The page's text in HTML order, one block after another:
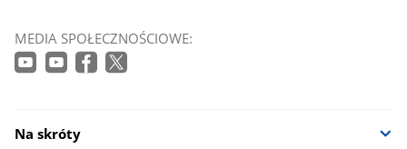
MEDIA SPOŁECZNOŚCIOWE:
Na skróty